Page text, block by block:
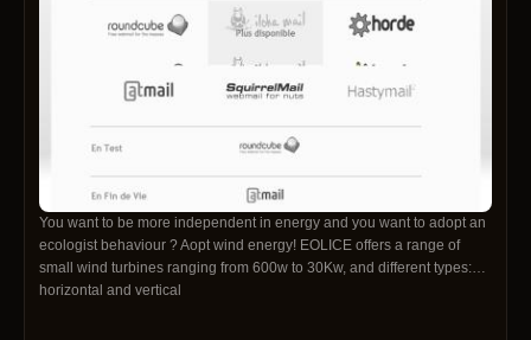
You want to be more independent in energy and you want to adopt an
ecologist behaviour ? Aopt wind energy! EOLICE offers a range of
small wind turbines ranging from 600w to 30Kw, and different types:
horizontal and vertical